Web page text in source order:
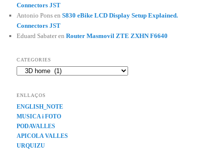
Connectors JST
Antonio Pons enS830 eBike LCD Display Setup Explained.
Connectors JST
Eduard SabaterenRouter Masmovil ZTE ZXHN F6640
CATEGORIES
Categories
ENLLAÇOS
ENGLISH_NOTE
MUSICA i FOTO
PODAVALLES
APICOLA VALLES
URQUIZU